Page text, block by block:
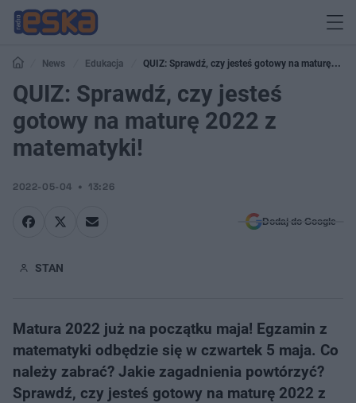
News Edukacja
QUIZ: Sprawdź, czy jesteś gotowy na maturę
2022 z matematyki!
QUIZ: Sprawdź, czy jesteś
gotowy na maturę 2022 z
matematyki!
2022-05-04 13:26
Dodaj do Google
STAN
Matura 2022 już na początku maja! Egzamin z
matematyki odbędzie się w czwartek 5 maja. Co
należy zabrać? Jakie zagadnienia powtórzyć?
Sprawdź, czy jesteś gotowy na maturę 2022 z